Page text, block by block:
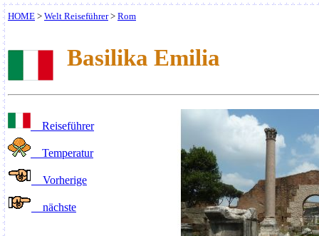
HOME > Welt Reiseführer> Rom
Basilika Emilia
Reiseführer
Temperatur
Vorherige
nächste